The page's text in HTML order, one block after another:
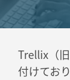
Trellix（
付けてお